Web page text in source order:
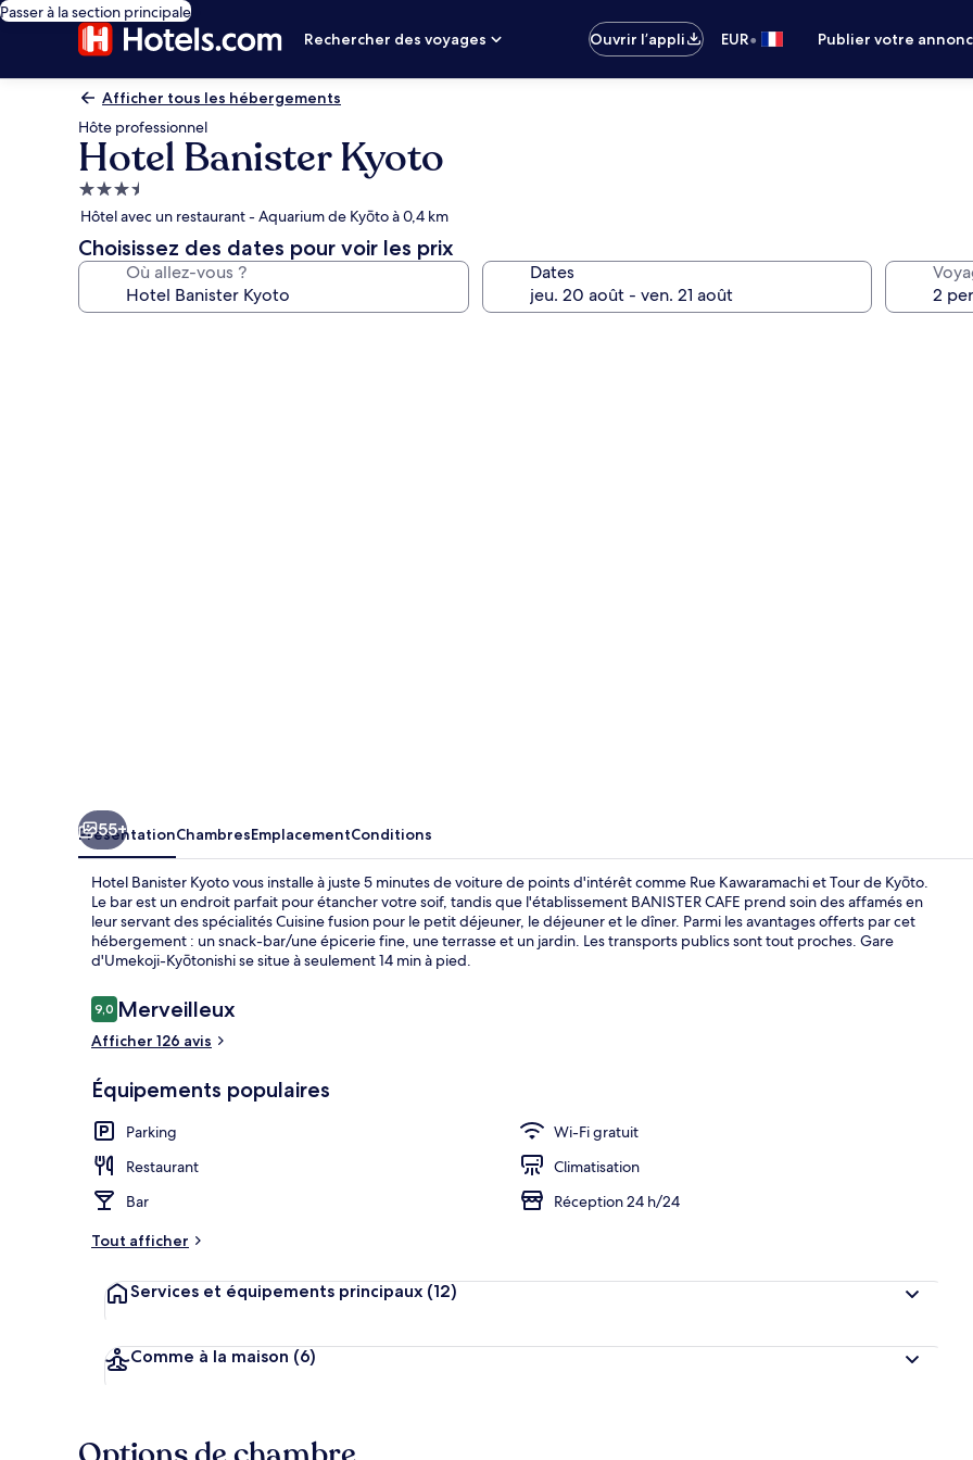
Passer à la section principale
Rechercher des voyages
Ouvrir l’appli EUR• Publier votre
Afficher tous les hébergements
Hôte professionnel
Hotel Banister Kyoto
Hébergement
3.5 étoiles
Hôtel avec un restaurant - Aquarium de Kyōto à 0,4 km
Choisissez des dates pour voir les prix
Où allez-vous ? Dates
Cour
55+
PrésentationChambresEmplacementConditions
Hotel Banister Kyoto vous installe à juste 5 minutes de voiture de points d'intérêt comme Rue Kawaramachi et Tour de Kyōto.
Le bar est un endroit parfait pour étancher votre soif, tandis que l'établissement BANISTER CAFE prend soin des affamés en
leur servant des spécialités Cuisine fusion pour le petit déjeuner, le déjeuner et le dîner. Parmi les avantages offerts par cet
hébergement : un snack-bar/une épicerie fine, une terrasse et un jardin. Les transports publics sont tout proches. Gare
d'Umekoji-Kyōtonishi se situe à seulement 14 min à pied.
Avis
voyageurs
9,09,0 sur 10
Merveilleux
Afficher 126 avis
Équipements populaires
Parking
Wi-Fi gratuit
Restaurant
Climatisation
Bar
Réception 24 h/24
Tout afficher
Services et équipements principaux (12)
Comme à la maison (6)